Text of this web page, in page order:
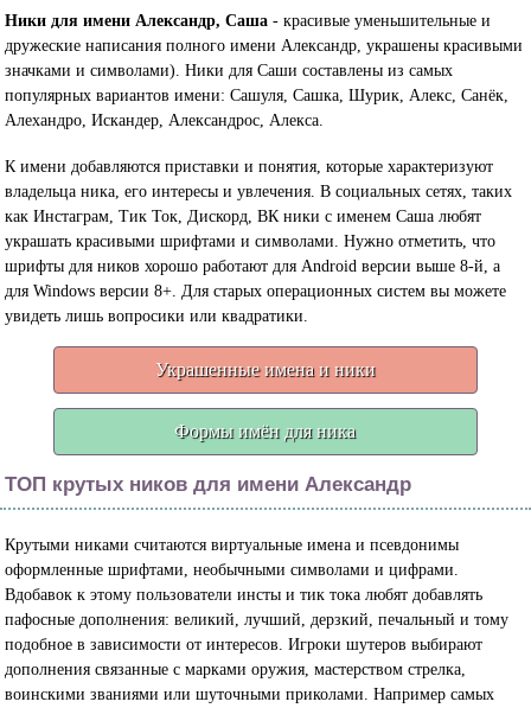
Ники для имени Александр, Саша - красивые уменьшительные и
дружеские написания полного имени Александр, украшены красивыми
значками и символами). Ники для Саши составлены из самых
популярных вариантов имени: Сашуля, Сашка, Шурик, Алекс, Санёк,
Алехандро, Искандер, Александрос, Алекса.
К имени добавляются приставки и понятия, которые характеризуют
владельца ника, его интересы и увлечения. В социальных сетях, таких
как Инстаграм, Тик Ток, Дискорд, ВК ники с именем Саша любят
украшать красивыми шрифтами и символами. Нужно отметить, что
шрифты для ников хорошо работают для Android версии выше 8-й, а
для Windows версии 8+. Для старых операционных систем вы можете
увидеть лишь вопросики или квадратики.
Украшенные имена и ники
Формы имён для ника
ТОП крутых ников для имени Александр
Крутыми никами считаются виртуальные имена и псевдонимы
оформленные шрифтами, необычными символами и цифрами.
Вдобавок к этому пользователи инсты и тик тока любят добавлять
пафосные дополнения: великий, лучший, дерзкий, печальный и тому
подобное в зависимости от интересов. Игроки шутеров выбирают
дополнения связанные с марками оружия, мастерством стрелка,
воинскими званиями или шуточными приколами. Например самых